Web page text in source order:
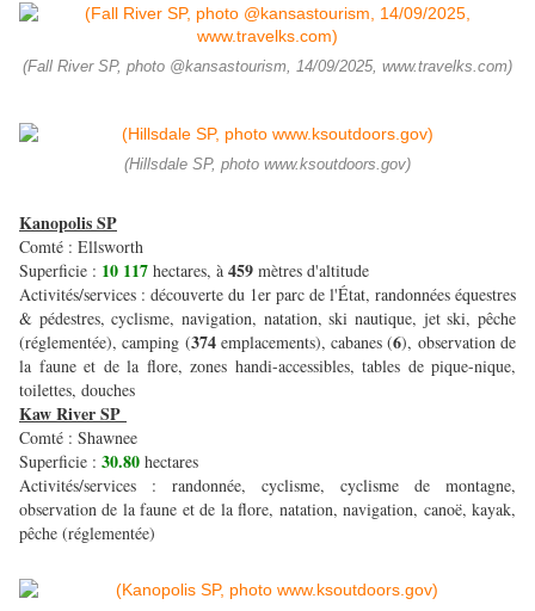
(Fall River SP, photo @kansastourism, 14/09/2025, www.travelks.com)
(Hillsdale SP, photo www.ksoutdoors.gov)
Kanopolis SP
Comté : Ellsworth
Superficie : 10 117 hectares, à 459 mètres d'altitude
Activités/services : découverte du 1er parc de l'État, randonnées équestres
& pédestres, cyclisme, navigation, natation, ski nautique, jet ski, pêche
(réglementée), camping (374 emplacements), cabanes (6), observation de
la faune et de la flore, zones handi-accessibles, tables de pique-nique,
toilettes, douches
Kaw River SP
Comté : Shawnee
Superficie : 30.80 hectares
Activités/services : randonnée, cyclisme, cyclisme de montagne,
observation de la faune et de la flore, natation, navigation, canoë, kayak,
pêche (réglementée)